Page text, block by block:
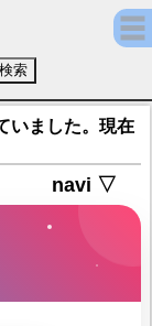
雀魂 -じゃんた
いました。現在
navi ▽